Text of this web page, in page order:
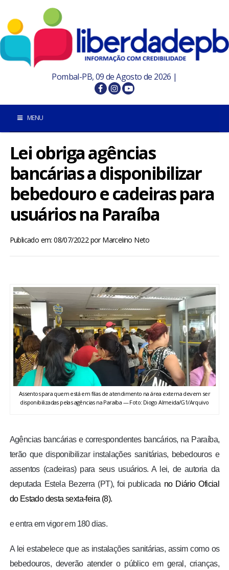
Pombal-PB, 09 de Agosto de 2026 |
MENU
INÍCIO
POMBAL E REGIÃO
ESPORTES
ENTRETENIMENTO
ENQUETE
TV LPB
FOTOS
COLUNISTAS
Lei obriga agências
bancárias a disponibilizar
bebedouro e cadeiras para
usuários na Paraíba
Publicado em: 08/07/2022porMarcelino Neto
Assentos para quem está em filas de atendimento na área externa devem ser
disponibilizadas pelas agências na Paraíba — Foto: Diogo Almeida/G1/Arquivo
Agências bancárias e correspondentes bancários, na Paraíba,
terão que disponibilizar instalações sanitárias, bebedouros e
assentos (cadeiras) para seus usuários. A lei, de autoria da
deputada Estela Bezerra (PT), foi publicada no Diário Oficial
do Estado desta sexta-feira (8).
e entra em vigor em 180 dias.
A lei estabelece que as instalações sanitárias, assim como os
bebedouros, deverão atender o público em geral, crianças,